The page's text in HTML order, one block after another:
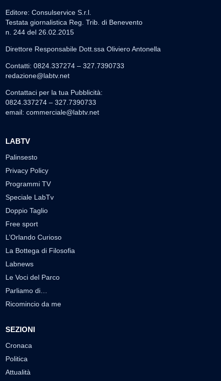
Editore: Consulservice S.r.l.
Testata giornalistica Reg. Trib. di Benevento
n. 244 del 26.02.2015
Direttore Responsabile Dott.ssa Oliviero Antonella
Contatti: 0824.337274 – 327.7390733
redazione@labtv.net
Contattaci per la tua Pubblicità:
0824.337274 – 327.7390733
email: commerciale@labtv.net
LABTV
Palinsesto
Privacy Policy
Programmi TV
Speciale LabTv
Doppio Taglio
Free sport
L’Orlando Curioso
La Bottega di Filosofia
Labnews
Le Voci del Parco
Parliamo di…
Ricomincio da me
SEZIONI
Cronaca
Politica
Attualità